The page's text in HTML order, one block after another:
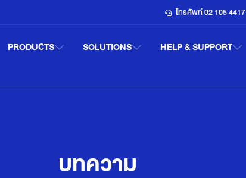
โทรศัพท์ 02 105 4417
PRODUCTS SOLUTIONS HELP & SUPPORT
บทความ